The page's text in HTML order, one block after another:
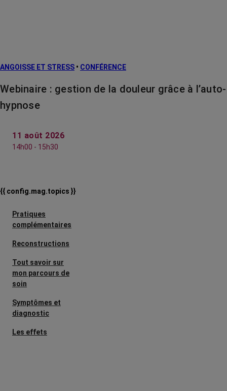
ANGOISSE ET STRESS • CONFÉRENCE
Webinaire : gestion de la douleur grâce à l’auto-
hypnose
11 août 2026
14h00 - 15h30
{{ config.mag.topics }}
Pratiques
complémentaires
Reconstructions
Tout savoir sur
mon parcours de
soin
Symptômes et
diagnostic
Les effets